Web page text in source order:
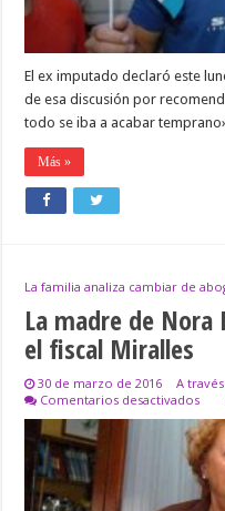
El ex imputado declaró este
de esa discusión por
todo se iba a acabar
Más »
La familia analiza cambiar de
La madre de Nora
el fiscal Miralles
30 de marzo de 2016 A
Comentarios desactivadosen
de